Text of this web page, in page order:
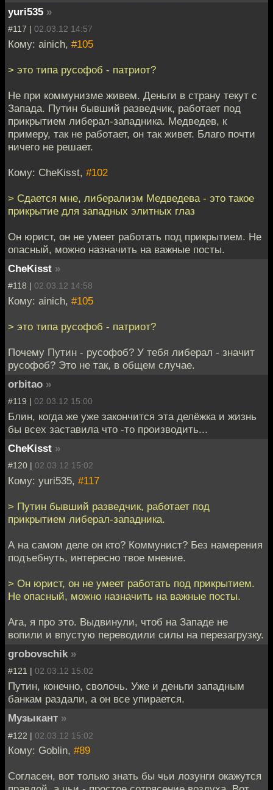
yuri535 »
#117 | 02.03.12 14:57
Кому: ainich, #105
> это типа русофоб - патриот?
Не при коммунизме живем. Деньги в страну текут с
Запада. Путин бывший разведчик, работает под
прикрытием либерал-западника. Медведев, к
примеру, так не работает, он так живет. Благо почти
ничего не решает.
Кому: CheKisst, #102
> Сдается мне, либерализм Медведева - это такое
прикрытие для западных элитных глаз
Он юрист, он не умеет работать под прикрытием. Не
опасный, можно назначить на важные посты.
CheKisst »
#118 | 02.03.12 14:58
Кому: ainich, #105
> это типа русофоб - патриот?
Почему Путин - русофоб? У тебя либерал - значит
русофоб? Это не так, в общем случае.
orbitao »
#119 | 02.03.12 15:00
Блин, когда же уже закончится эта делёжка и жизнь
бы всех заставила что -то производить...
CheKisst »
#120 | 02.03.12 15:02
Кому: yuri535, #117
> Путин бывший разведчик, работает под
прикрытием либерал-западника.
А на самом деле он кто? Коммунист? Без намерения
подъебнуть, интересно твое мнение.
> Он юрист, он не умеет работать под прикрытием.
Не опасный, можно назначить на важные посты.
Ага, я про это. Выдвинули, чтоб на Западе не
вопили и впустую переводили силы на перезагрузку.
grobovschik »
#121 | 02.03.12 15:02
Путин, конечно, сволочь. Уже и деньги западным
банкам раздали, а он все упирается.
Музыкант »
#122 | 02.03.12 15:02
Кому: Goblin, #89
Согласен, вот только знать бы чьи лозунги окажутся